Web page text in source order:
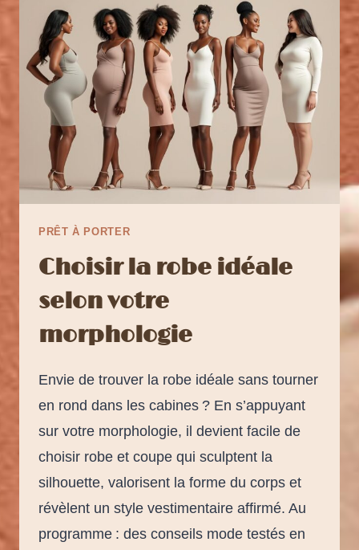
PRÊT À PORTER
Choisir la robe idéale
selon votre
morphologie
Envie de trouver la robe idéale sans tourner
en rond dans les cabines ? En s’appuyant
sur votre morphologie, il devient facile de
choisir robe et coupe qui sculptent la
silhouette, valorisent la forme du corps et
révèlent un style vestimentaire affirmé. Au
programme : des conseils mode testés en